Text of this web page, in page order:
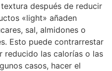
después de reducir
«light» añaden
sal, almidones o
Esto puede contrarrestar
reducido las calorías o las
casos, hacer el